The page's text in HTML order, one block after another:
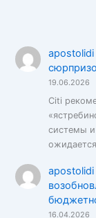
apostolidi
19.06.2026
Citi
системы и
apostolidi
16.04.2026